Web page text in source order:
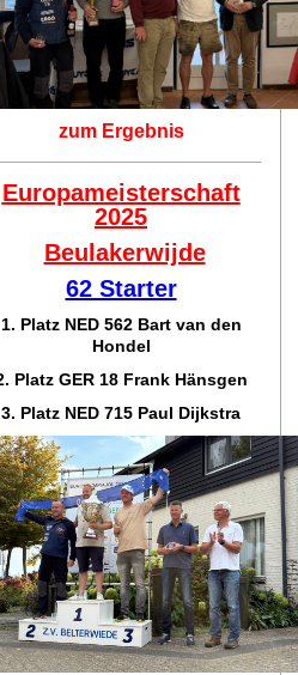
zum Ergebnis
Europameisterschaft
2025
Beulakerwijde
62 Starter
1. Platz NED 562 Bart van den
Hondel
Platz GER 18 Frank Hänsgen
3. Platz NED 715 Paul Dijkstra